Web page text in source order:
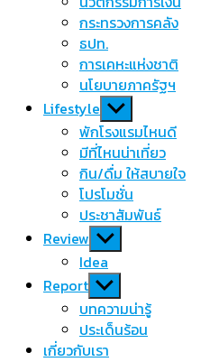
กระทรวงการคลัง
ธปท.
การเคหะแห่งชาติ
นโยบายภาครัฐฯ
Lifestyle Show
sub
menu
พักโรงแรมไหนดี
มีที่ไหนน่าเที่ยว
กิน/ดื่ม ให้สบายใจ
โปรโมชั่น
ประชาสัมพันธ์
Review Show
sub
menu
Idea
Report Show
sub
menu
บทความน่ารู้
ประเด็นร้อน
เกี่ยวกับเรา